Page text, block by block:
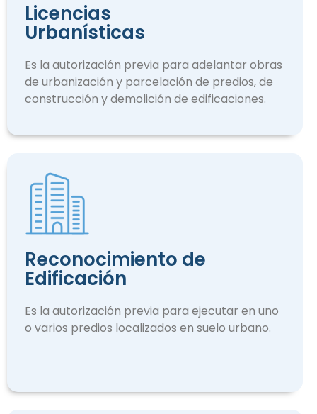
Licencias
Urbanísticas
Es la autorización previa para adelantar obras
de urbanización y parcelación de predios, de
construcción y demolición de edificaciones.
Reconocimiento de
Edificación
Es la autorización previa para ejecutar en uno
o varios predios localizados en suelo urbano.